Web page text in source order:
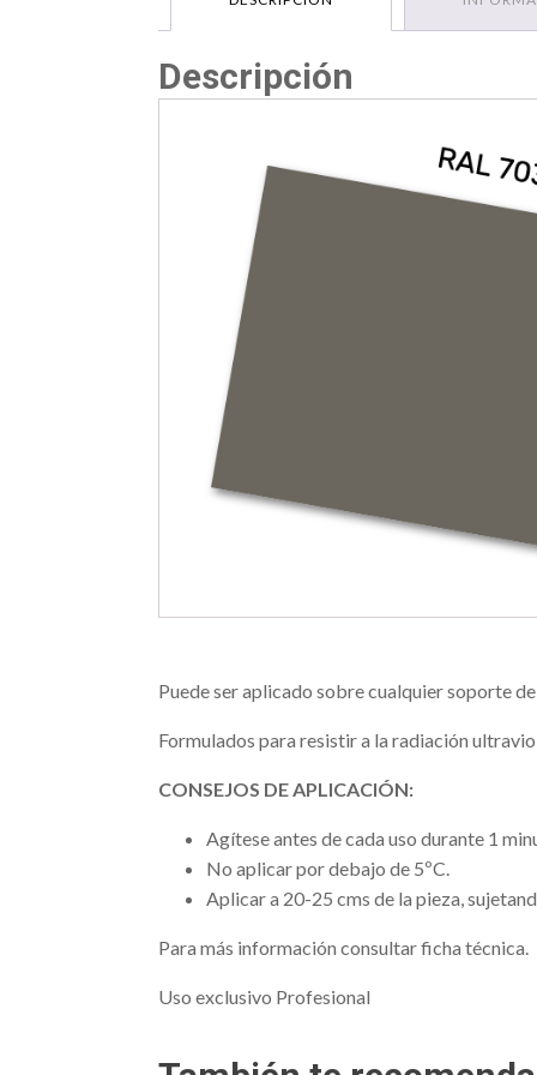
Descripción
Puede ser aplicado sobre cualquier soporte
Formulados para resistir a la radiación
CONSEJOS DE APLICACIÓN:
Agítese antes de cada uso durante 1
No aplicar por debajo de 5ºC.
Aplicar a 20-25 cms de la pieza,
Para más información consultar ficha técnica.
Uso exclusivo Profesional